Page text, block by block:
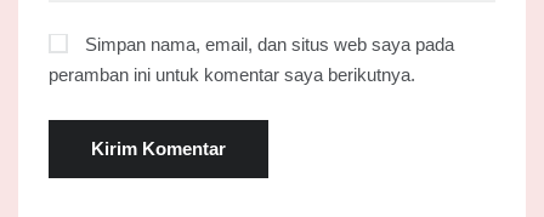
Simpan nama, email, dan situs web saya pada
peramban ini untuk komentar saya berikutnya.